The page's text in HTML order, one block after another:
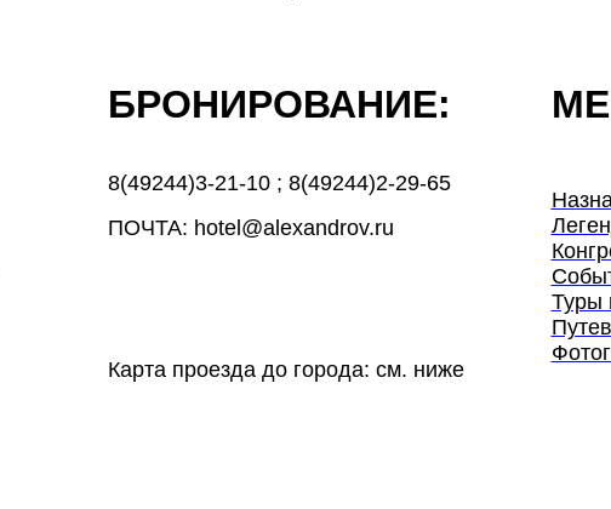
БРОНИРОВАНИЕ:
8(49244)3-21-10; 8(49244)2-29-65
ПОЧТА: hotel@alexandrov.ru
Карта проезда до города: см. ниже
Туры